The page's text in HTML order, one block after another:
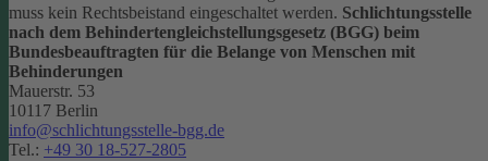
muss kein Rechtsbeistand eingeschaltet werden. Schlichtungsstelle
nach dem Behindertengleichstellungsgesetz (BGG) beim
Bundesbeauftragten für die Belange von Menschen mit
Behinderungen
Mauerstr. 53
10117 Berlin
info@schlichtungsstelle-bgg.de
Tel.: +49 30 18-527-2805